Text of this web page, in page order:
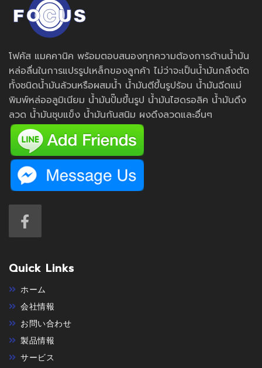
โฟคัส แมคคานิค พร้อมตอบสนองทุกความต้องการด้านน้ำมัน
หล่อลื่นในการแปรรูปเหล็กของลูกค้า ไม่ว่าจะเป็นน้ำมันกลึงตัด
ทั้งชนิดน้ำมันล้วนหรือผสมน้ำ น้ำมันตีขึ้นรูปร้อน น้ำมันฉีดแม่
พิมพ์หล่ออลูมิเนียม น้ำมันปั๊มขึ้นรูป น้ำมันไฮดรอลิค น้ำมันดึง
ลวด น้ำมันชุบแข็ง น้ำมันกันสนิม ผงดึงลวดและอื่นๆ
Quick Links
ホーム
会社情報
お問い合わせ
製品情報
サービス